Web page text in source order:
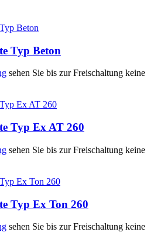
Typ Beton
sehen Sie bis zur Freischaltung keine
Typ Ex AT 260
sehen Sie bis zur Freischaltung keine
Typ Ex Ton 260
sehen Sie bis zur Freischaltung keine